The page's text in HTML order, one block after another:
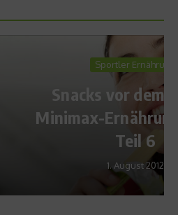
dem Sport –
–